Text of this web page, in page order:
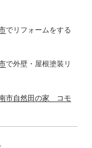
でリフォームをする
で外壁・屋根塗装リ
市自然田の家 コモ